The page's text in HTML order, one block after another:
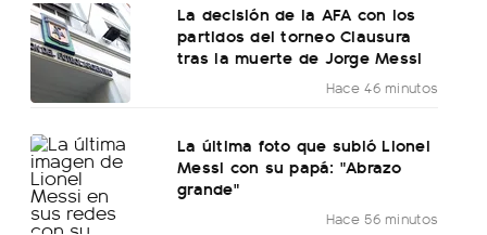
La decisión de la AFA con los
partidos del torneo Clausura
tras la muerte de Jorge Messi
Hace 46 minutos
La última foto que subió Lionel
Messi con su papá: "Abrazo
grande"
Hace 56 minutos